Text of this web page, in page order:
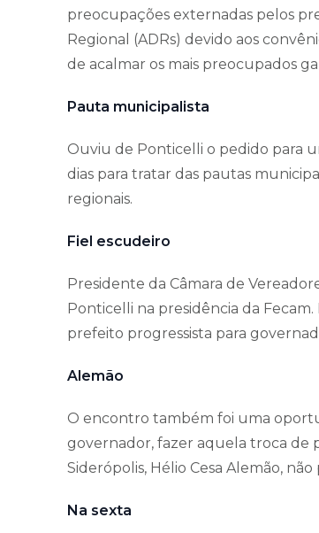
preocupações externadas pelos
Regional (ADRs) devido aos
de acalmar os mais preocupados
Pauta municipalista
Ouviu de Ponticelli o pedido para
dias para tratar das pautas
regionais.
Fiel escudeiro
Presidente da Câmara de
Ponticelli na presidência da
prefeito progressista para
Alemão
O encontro também foi uma
governador, fazer aquela troca de
Siderópolis, Hélio Cesa Alemão,
Na sexta